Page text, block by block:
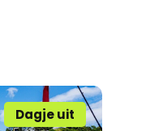
Dagje uit